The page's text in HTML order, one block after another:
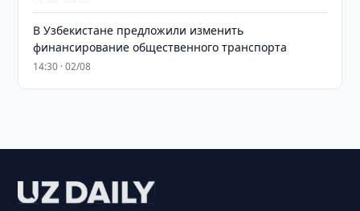
В Узбекистане предложили изменить
финансирование общественного транспорта
14:30 · 02/08